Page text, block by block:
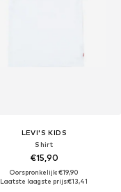
LEVI'S KIDS
Shirt
€15,90
Oorspronkelijk: €19,90
Laatste laagste prijs:€13,41